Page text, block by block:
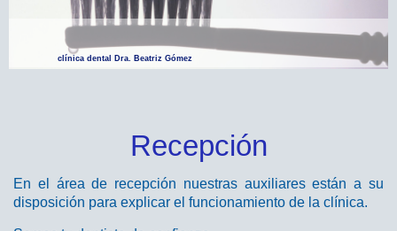
clínica dental Dra. Beatriz Gómez
Recepción
En el área de recepción nuestras auxiliares están a su
disposición para explicar el funcionamiento de la clínica.